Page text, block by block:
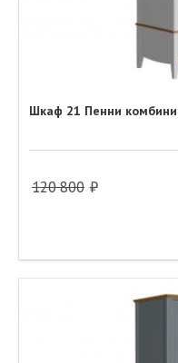
Шкаф 21 Пенни
120 800